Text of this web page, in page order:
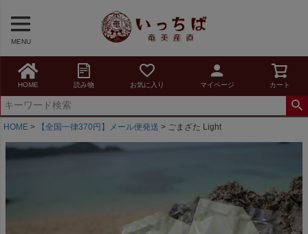
MENU
HOME 読み物 お気に入り マイページ カート
HOME 【全国一律370円】メール便発送 ごまざた Light